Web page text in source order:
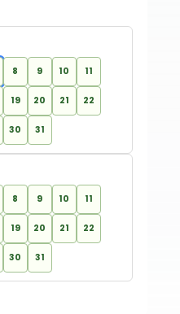
8 9 10 11
19 20 21 22
30 31
8 9 10 11
19 20 21 22
30 31